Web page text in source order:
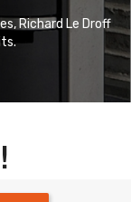
Richard Le Droff